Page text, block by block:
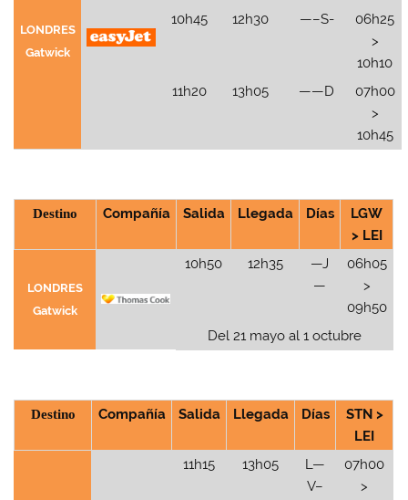
LONDRES
Gatwick
10h45
12h30 —–S-
06h25
>
10h10
11h20
13h05 ——D
07h00
>
10h45
Destino Compañía Salida Llegada Días
LGW
> LEI
LONDRES
Gatwick
10h50 12h35
—J
—
06h05
>
09h50
Del 21 mayo al 1 octubre
Destino Compañía Salida Llegada Días
STN >
LEI
11h15
13h05
L—
V–
07h00
>